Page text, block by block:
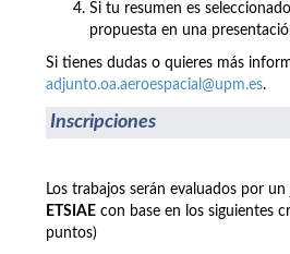
Si tu resumen es
propuesta en una
Si tienes dudas o quieres más
adjunto.oa.aeroespacial@upm.es.
Inscripciones
Los trabajos serán evaluados por un
ETSIAE con base en los siguientes
puntos)